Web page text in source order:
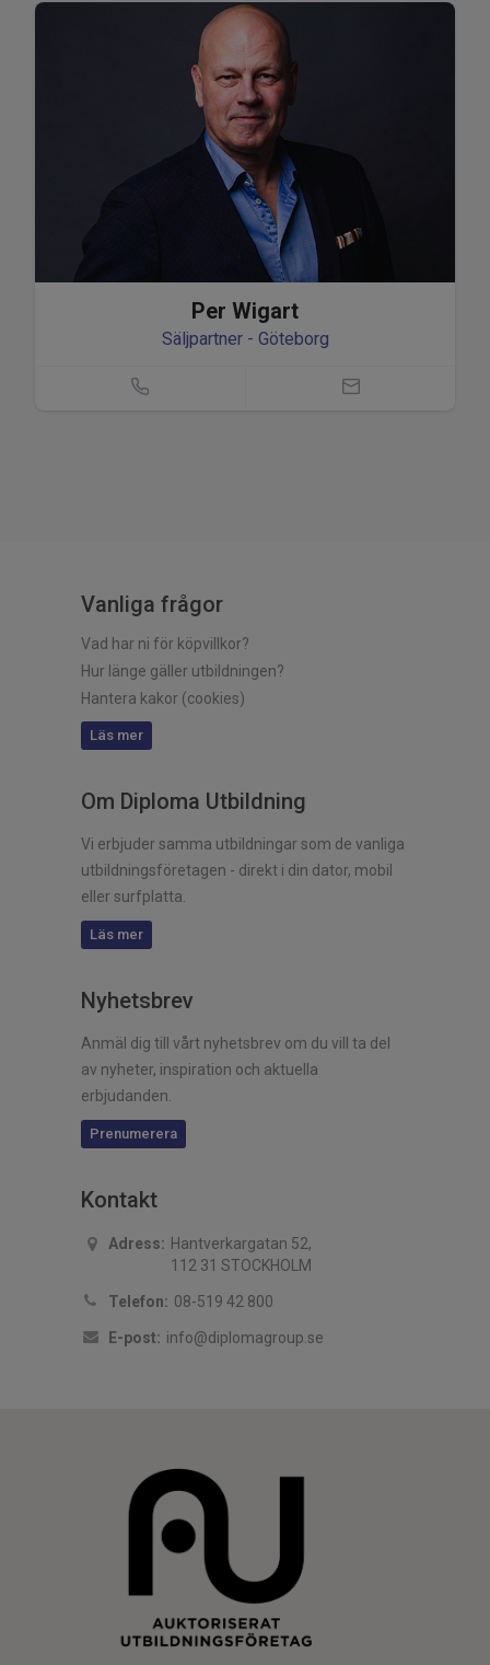
Per Wigart
Säljpartner - Göteborg
Vanliga frågor
Vad har ni för köpvillkor?
Hur länge gäller utbildningen?
Hantera kakor (cookies)
Läs mer
Om Diploma Utbildning
Vi erbjuder samma utbildningar som de vanliga
utbildningsföretagen - direkt i din dator, mobil
eller surfplatta.
Läs mer
Nyhetsbrev
Anmäl dig till vårt nyhetsbrev om du vill ta del
av nyheter, inspiration och aktuella
erbjudanden.
Prenumerera
Kontakt
Adress: Hantverkargatan 52,
112 31 STOCKHOLM
Telefon: 08-519 42 800
E-post: info@diplomagroup.se